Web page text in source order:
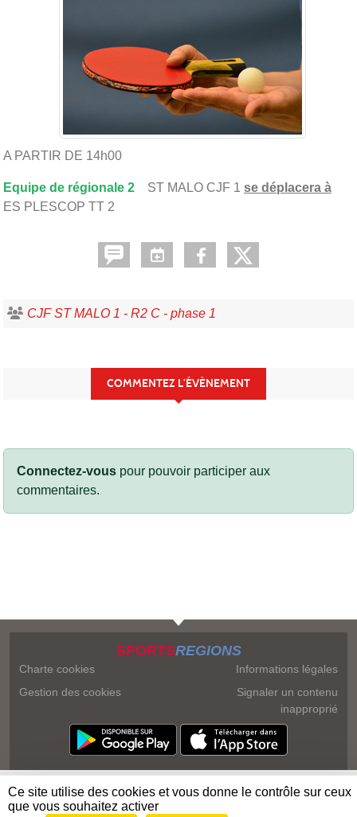
A PARTIR DE 14h00
Equipe de régionale 2 ST MALO CJF 1 se déplacera à
ES PLESCOP TT 2
CJF ST MALO 1 - R2 C - phase 1
COMMENTEZ L’ÉVÈNEMENT
Connectez-vous pour pouvoir participer aux
commentaires.
SPORTSREGIONS
Charte cookies
Gestion des cookies
Informations légales
Signaler un contenu
inapproprié
Ce site utilise des cookies et vous donne le contrôle sur ceux
que vous souhaitez activer